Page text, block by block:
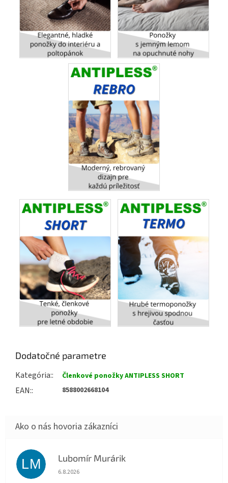
Dodatočné parametre
Kategória: Členkové ponožky ANTIPLESS SHORT
EAN: 8588002668104
LM Lubomír Murárik
Hodnotenie obchodu je 5 z 5 hviezdičiek.
6.8.2026